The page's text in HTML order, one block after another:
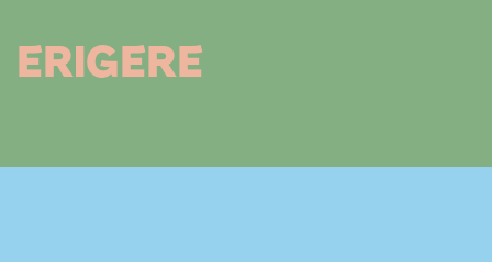
ERIGERE